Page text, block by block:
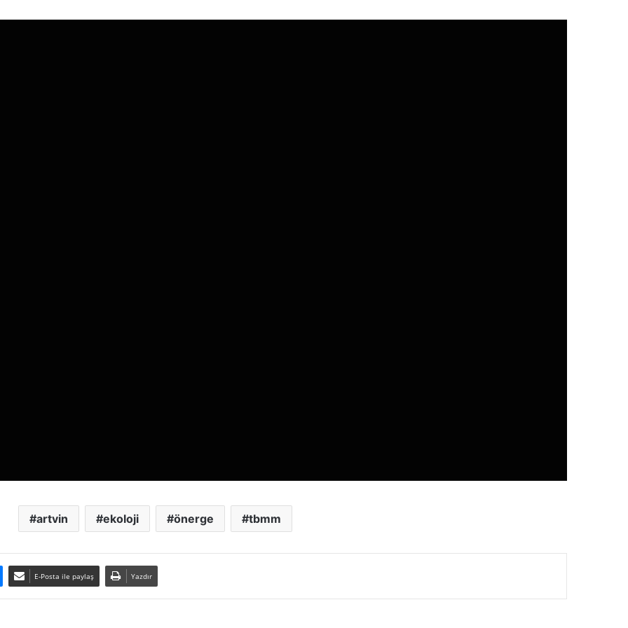
artvin ekoloji önerge tbmm
E-Posta ile paylaş Yazdır